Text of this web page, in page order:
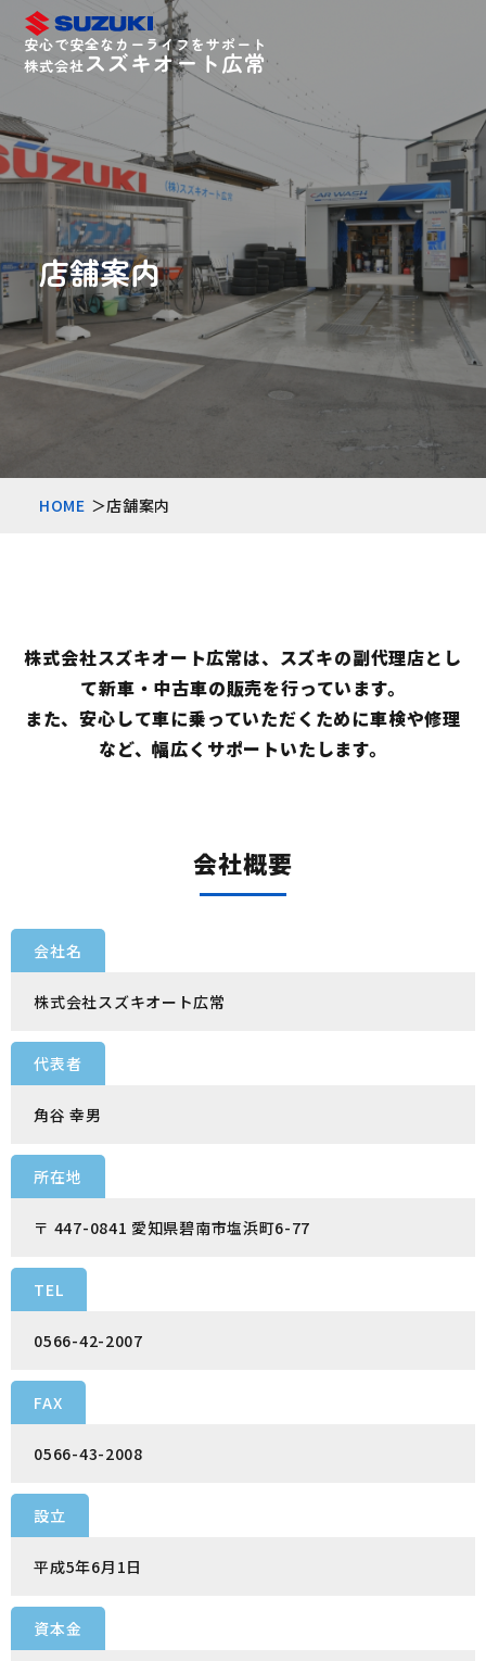
安心で安全なカーライフをサポート
株式会社スズキオート広常
店舗案内
HOME 店舗案内
株式会社スズキオート広常は、スズキの副代理店とし
て新車・中古車の販売を行っています。
また、安心して車に乗っていただくために車検や修理
など、幅広くサポートいたします。
会社概要
会社名
株式会社スズキオート広常
代表者
角谷 幸男
所在地
〒 447-0841 愛知県碧南市塩浜町6-77
TEL
0566-42-2007
FAX
0566-43-2008
設立
平成5年6月1日
資本金